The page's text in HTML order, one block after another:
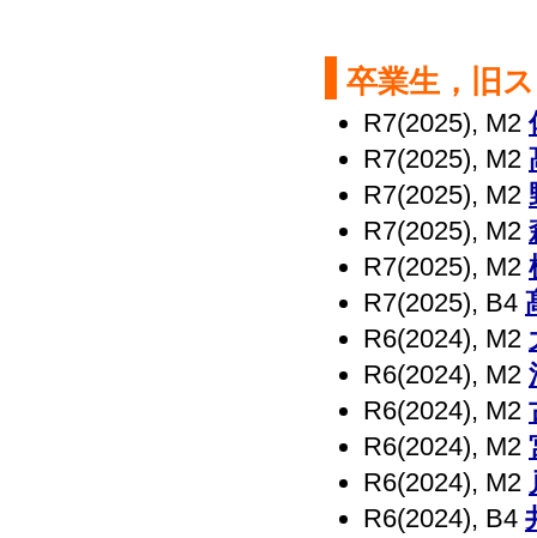
卒業生，旧
R7(2025), M2
R7(2025), M2
R7(2025), M2
R7(2025), M2
R7(2025), M2
R7(2025), B4
R6(2024), M2
R6(2024), M2
R6(2024), M2
R6(2024), M2
R6(2024), M2
R6(2024), B4